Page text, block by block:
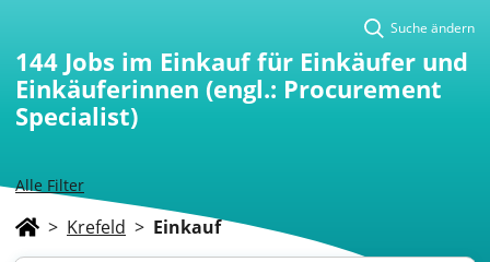
Alle Filter
Suche ändern
144 Jobs im Einkauf für Einkäufer und
Einkäuferinnen (engl.: Procurement
Specialist)
> Krefeld > Einkauf